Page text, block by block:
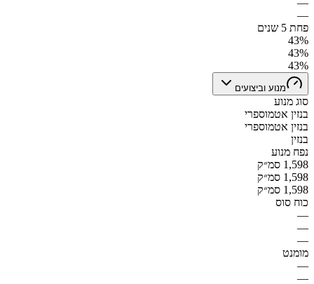
—
פחת 5 שנים
43%
43%
43%
מנוע וביצועים
סוג מנוע
בנזין אטמוספרי
בנזין אטמוספרי
בנזין
נפח מנוע
1,598 סמ״ק
1,598 סמ״ק
1,598 סמ״ק
כוח סוס
—
—
—
מומנט
—
—